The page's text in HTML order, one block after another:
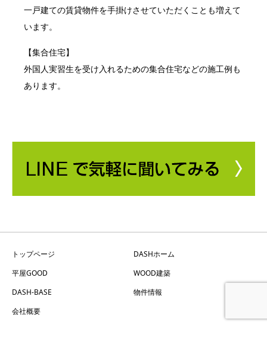
一戸建ての賃貸物件を手掛けさせていただくことも増えて
います。
【集合住宅】
外国人実習生を受け入れるための集合住宅などの施工例も
あります。
トップページ
DASHホーム
平屋GOOD
WOOD建築
DASH-BASE
物件情報
会社概要